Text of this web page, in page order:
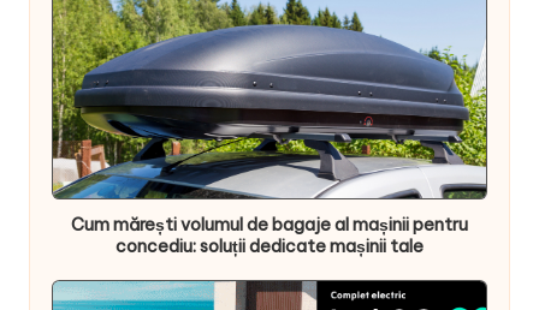
Cum mărești volumul de bagaje al mașinii pentru
concediu: soluții dedicate mașinii tale